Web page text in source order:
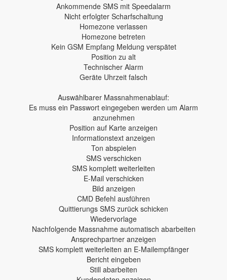
Ankommende SMS mit Speedalarm
Nicht erfolgter Scharfschaltung
Homezone verlassen
Homezone betreten
Kein GSM Empfang Meldung verspätet
Position zu alt
Technischer Alarm
Geräte Uhrzeit falsch
Auswählbarer Massnahmenablauf:
Es muss ein Passwort eingegeben werden um Alarm
anzunehmen
Position auf Karte anzeigen
Informationstext anzeigen
Ton abspielen
SMS verschicken
SMS komplett weiterleiten
E-Mail verschicken
Bild anzeigen
CMD Befehl ausführen
Quittierungs SMS zurück schicken
Wiedervorlage
Nachfolgende Massnahme automatisch abarbeiten
Ansprechpartner anzeigen
SMS komplett weiterleiten an E-Mailempfänger
Bericht eingeben
Still abarbeiten